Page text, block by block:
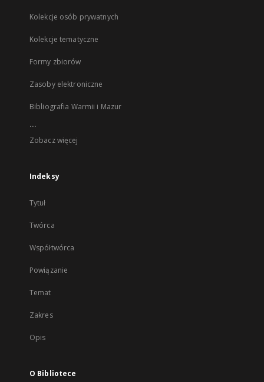
Kolekcje osób prywatnych
Kolekcje tematyczne
Formy zbiorów
Zasoby elektroniczne
Bibliografia Warmii i Mazur
...
Zobacz więcej
Indeksy
Tytuł
Twórca
Współtwórca
Powiązanie
Temat
Zakres
Opis
O Bibliotece